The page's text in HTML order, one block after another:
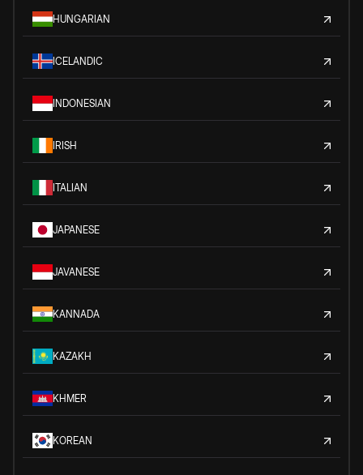
HUNGARIAN
ICELANDIC
INDONESIAN
IRISH
ITALIAN
JAPANESE
JAVANESE
KANNADA
KAZAKH
KHMER
KOREAN